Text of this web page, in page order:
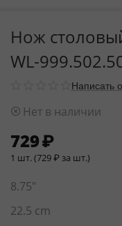
Нож
Написать
Нет в наличии
729₽
1 шт. (729₽за шт.)
8.75"
22.5 cm